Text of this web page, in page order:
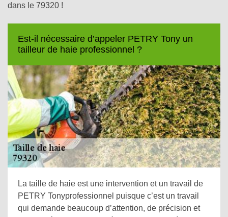
dans le 79320 !
Est-il nécessaire d’appeler PETRY Tony un
tailleur de haie professionnel ?
La taille de haie est une intervention et un travail de
PETRY Tonyprofessionnel puisque c’est un travail
qui demande beaucoup d’attention, de précision et